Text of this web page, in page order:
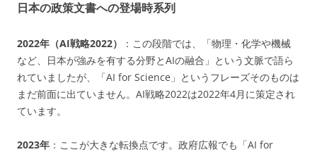
日本の政策文書への登場時系列
2022年（AI戦略2022）
：この段階では、「物理・化学や機械
など、日本が強みを有する分野とAIの融合」という文脈で語ら
れていましたが、「AI for Science」というフレーズそのものは
まだ前面に出ていません。AI戦略2022は2022年4月に策定され
ています。
2023年 ：ここが大きな転換点です。政府広報でも「AI for